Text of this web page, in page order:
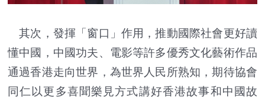
其次，發揮「窗口」作用，推動國際社會更好讀
懂中國，中國功夫、電影等許多優秀文化藝術作品
通過香港走向世界，為世界人民所熟知，期待協會
同仁以更多喜聞樂見方式講好香港故事和中國故